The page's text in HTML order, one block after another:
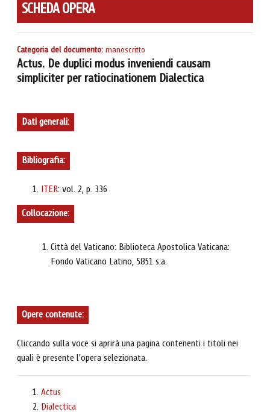
SCHEDA OPERA
Categoria del documento: manoscritto
Actus. De duplici modus inveniendi causam
simpliciter per ratiocinationem Dialectica
Dati generali:
Bibliografia:
ITER: vol. 2, p. 336
Collocazione:
Città del Vaticano: Biblioteca Apostolica Vaticana:
Fondo Vaticano Latino, 5851 s.a.
Opere contenute:
Cliccando sulla voce si aprirà una pagina contenenti i titoli nei
quali è presente l'opera selezionata.
Actus
Dialectica